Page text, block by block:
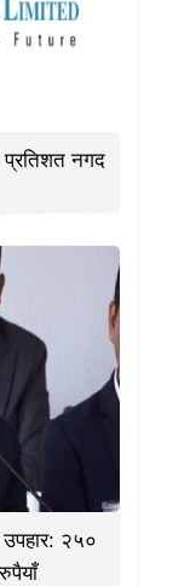
प्रतिशत नगद
उपहार: २५०